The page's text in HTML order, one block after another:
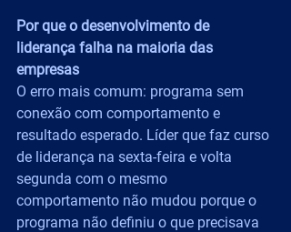
Por que o desenvolvimento de
liderança falha na maioria das
empresas
O erro mais comum: programa sem
conexão com comportamento e
resultado esperado. Líder que faz curso
de liderança na sexta-feira e volta
segunda com o mesmo
comportamento não mudou porque o
programa não definiu o que precisava